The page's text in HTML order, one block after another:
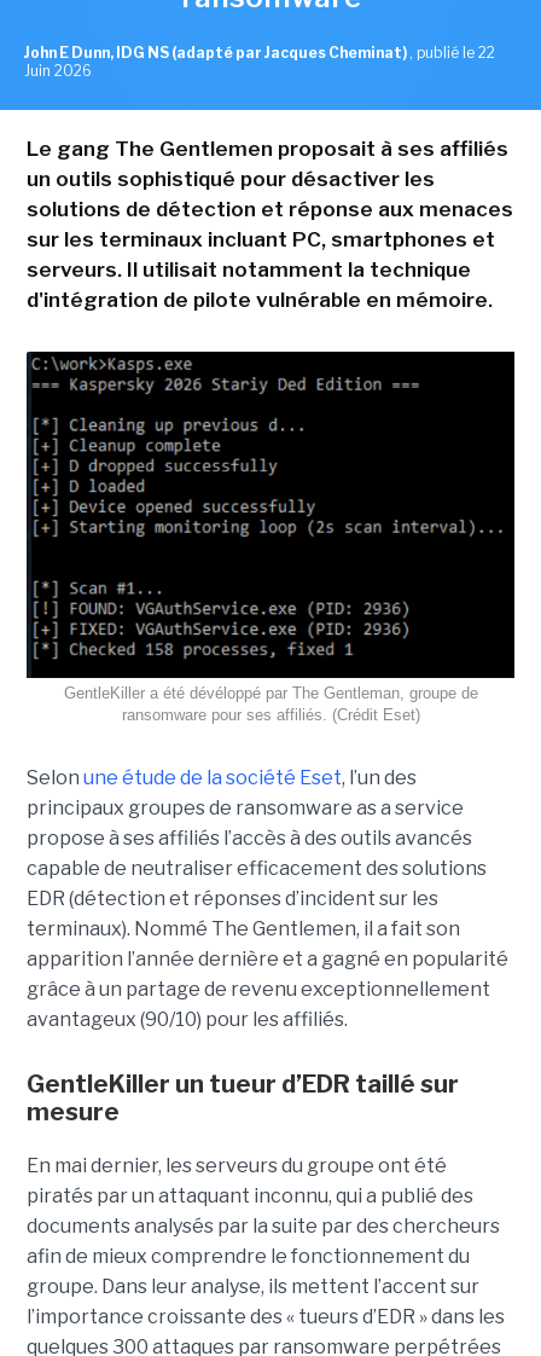
John E Dunn, IDG NS (adapté par Jacques Cheminat) , publié le 22
Juin 2026
Le gang The Gentlemen proposait à ses affiliés
un outils sophistiqué pour désactiver les
solutions de détection et réponse aux menaces
sur les terminaux incluant PC, smartphones et
serveurs. Il utilisait notamment la technique
d'intégration de pilote vulnérable en mémoire.
GentleKiller a été dévéloppé par The Gentleman, groupe de
ransomware pour ses affiliés. (Crédit Eset)
Selon une étude de la société Eset, l’un des
principaux groupes de ransomware as a service
propose à ses affiliés l’accès à des outils avancés
capable de neutraliser efficacement des solutions
EDR (détection et réponses d’incident sur les
terminaux). Nommé The Gentlemen, il a fait son
apparition l’année dernière et a gagné en popularité
grâce à un partage de revenu exceptionnellement
avantageux (90/10) pour les affiliés.
GentleKiller un tueur d’EDR taillé sur
mesure
En mai dernier, les serveurs du groupe ont été
piratés par un attaquant inconnu, qui a publié des
documents analysés par la suite par des chercheurs
afin de mieux comprendre le fonctionnement du
groupe. Dans leur analyse, ils mettent l’accent sur
l’importance croissante des « tueurs d’EDR » dans les
quelques 300 attaques par ransomware perpétrées